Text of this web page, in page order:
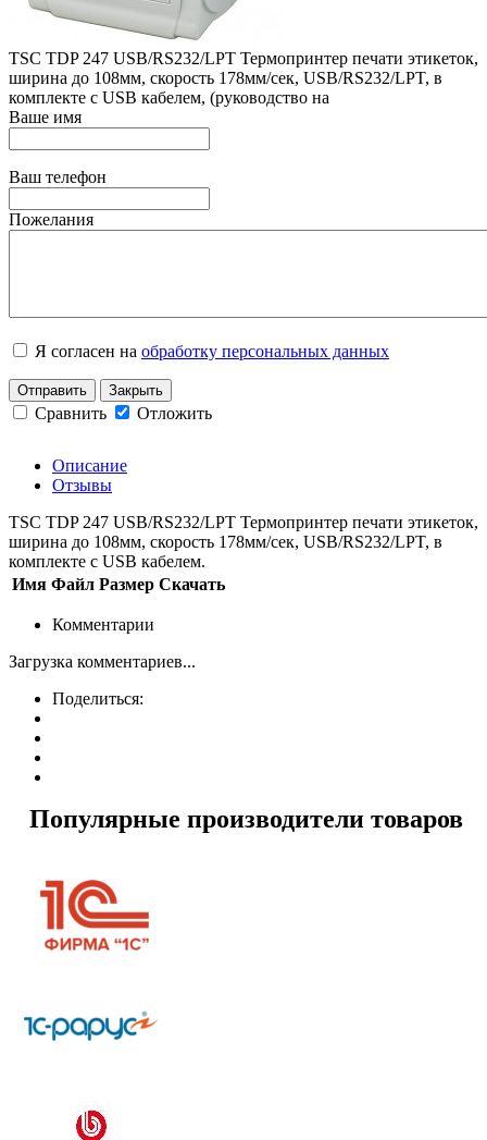
TSC TDP 247 USB/RS232/LPT Термопринтер печати этикеток,
ширина до 108мм, скорость 178мм/сек, USB/RS232/LPT, в
комплекте с USB кабелем, (руководство на
Ваше имя
Ваш телефон
Пожелания
Я согласен на обработку персональных данных
Отправить Закрыть
Сравнить Отложить
Описание
Отзывы
TSC TDP 247 USB/RS232/LPT Термопринтер печати этикеток,
ширина до 108мм, скорость 178мм/сек, USB/RS232/LPT, в
комплекте с USB кабелем.
Имя Файл Размер Скачать
Комментарии
Загрузка комментариев...
Поделиться:
Популярные производители товаров